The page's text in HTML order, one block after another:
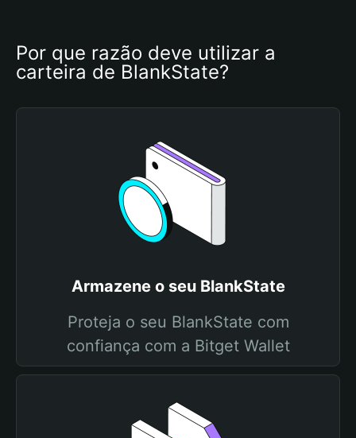
Por que razão deve utilizar a
carteira de BlankState?
Armazene o seu BlankState
Proteja o seu BlankState com
confiança com a Bitget Wallet